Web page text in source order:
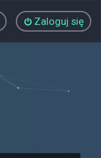
Zaloguj się